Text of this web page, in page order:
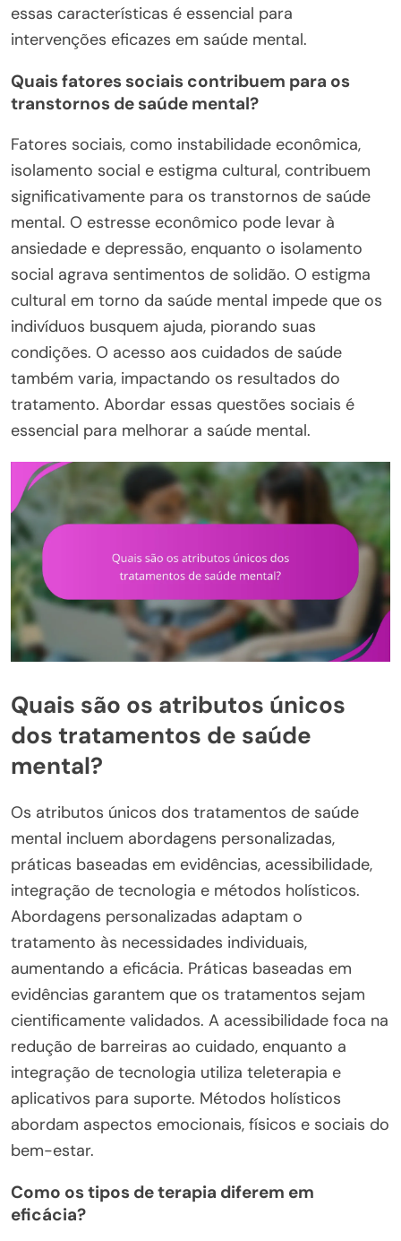
essas características é essencial para
intervenções eficazes em saúde mental.
Quais fatores sociais contribuem para os
transtornos de saúde mental?
Fatores sociais, como instabilidade econômica,
isolamento social e estigma cultural, contribuem
significativamente para os transtornos de saúde
mental. O estresse econômico pode levar à
ansiedade e depressão, enquanto o isolamento
social agrava sentimentos de solidão. O estigma
cultural em torno da saúde mental impede que os
indivíduos busquem ajuda, piorando suas
condições. O acesso aos cuidados de saúde
também varia, impactando os resultados do
tratamento. Abordar essas questões sociais é
essencial para melhorar a saúde mental.
Quais são os atributos únicos
dos tratamentos de saúde
mental?
Os atributos únicos dos tratamentos de saúde
mental incluem abordagens personalizadas,
práticas baseadas em evidências, acessibilidade,
integração de tecnologia e métodos holísticos.
Abordagens personalizadas adaptam o
tratamento às necessidades individuais,
aumentando a eficácia. Práticas baseadas em
evidências garantem que os tratamentos sejam
cientificamente validados. A acessibilidade foca na
redução de barreiras ao cuidado, enquanto a
integração de tecnologia utiliza teleterapia e
aplicativos para suporte. Métodos holísticos
abordam aspectos emocionais, físicos e sociais do
bem-estar.
Como os tipos de terapia diferem em
eficácia?